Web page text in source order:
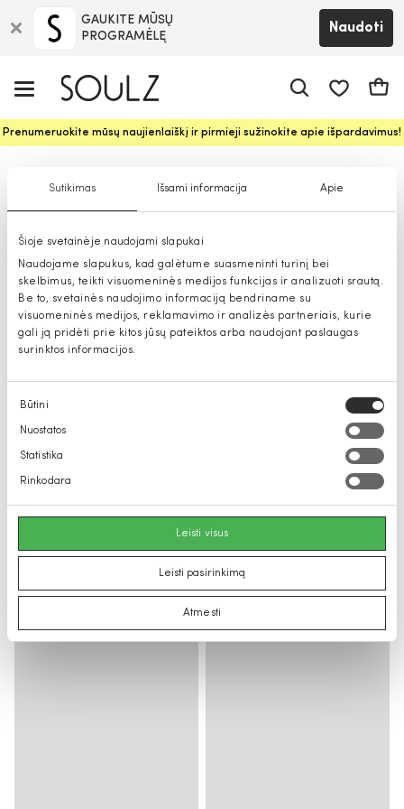
Sutikimas Išsami informacija Apie
Šioje svetainėje naudojami slapukai
Naudojame slapukus, kad galėtume suasmeninti turinį bei
skelbimus, teikti visuomeninės medijos funkcijas ir analizuoti srautą.
Be to, svetainės naudojimo informaciją bendriname su
visuomeninės medijos, reklamavimo ir analizės partneriais, kurie
gali ją pridėti prie kitos jūsų pateiktos arba naudojant paslaugas
surinktos informacijos.
Sutikimo
pasirinkimas
Būtini
Nuostatos
Statistika
Rinkodara
Leisti visus
Leisti pasirinkimą
Atmesti
GAUKITE MŪSŲ
PROGRAMĖLĘ
Naudoti
Prenumeruokite mūsų naujienlaiškį ir pirmieji sužinokite apie išpardavimus!
Premium kelnės vyrams